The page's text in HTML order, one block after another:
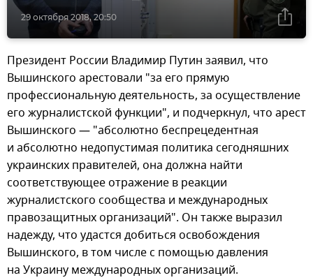
29 октября 2018, 20:50
Президент России Владимир Путин заявил, что
Вышинского арестовали "за его прямую
профессиональную деятельность, за осуществление
его журналистской функции", и подчеркнул, что арест
Вышинского — "абсолютно беспрецедентная
и абсолютно недопустимая политика сегодняшних
украинских правителей, она должна найти
соответствующее отражение в реакции
журналистского сообщества и международных
правозащитных организаций". Он также выразил
надежду, что удастся добиться освобождения
Вышинского, в том числе с помощью давления
на Украину международных организаций.